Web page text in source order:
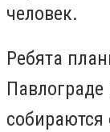
человек.
Ребята
собираются